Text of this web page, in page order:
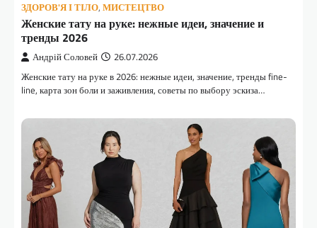
ЗДОРОВ'Я І ТІЛО, МИСТЕЦТВО
Женские тату на руке: нежные идеи, значение и
тренды 2026
Андрій Соловей 26.07.2026
Женские тату на руке в 2026: нежные идеи, значение, тренды fine-
line, карта зон боли и заживления, советы по выбору эскиза…